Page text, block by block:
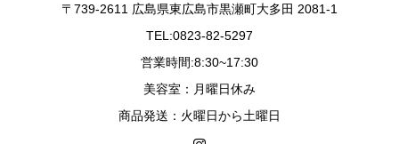
〒739-2611 広島県東広島市黒瀬町大多田 2081-1
TEL:0823-82-5297
営業時間:8:30~17:30
美容室：月曜日休み
商品発送：火曜日から土曜日